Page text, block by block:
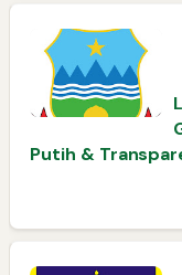
Putih &